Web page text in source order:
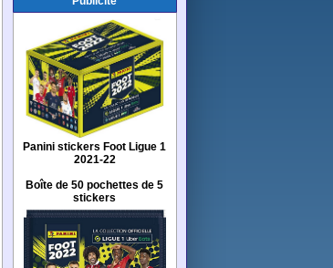
Panini stickers Foot Ligue 1
2021-22
Boîte de 50 pochettes de 5
stickers